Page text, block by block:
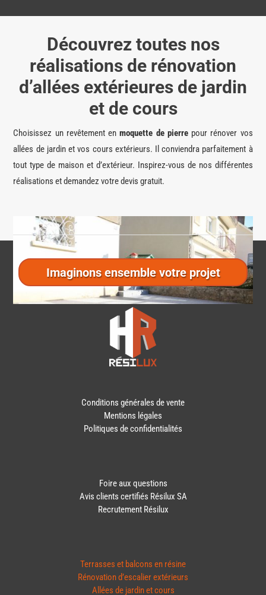
Découvrez toutes nos
réalisations de rénovation
d’allées extérieures de jardin
et de cours
Choisissez un revêtement enmoquette de pierrepour rénover vos
allées de jardin et vos cours extérieurs. Il conviendra parfaitement à
tout type de maison et d’extérieur.
Inspirez-vous de nos différentes
réalisations et demandez votre devis gratuit.
Imaginons ensemble votre projet
Conditions générales de vente
Mentions légales
Politiques de confidentialités
Foire aux questions
Avis clients certifiés Résilux SA
Recrutement Résilux
Terrasses et balcons en résine
Rénovation d’escalier extérieurs
Allées de jardin et cours